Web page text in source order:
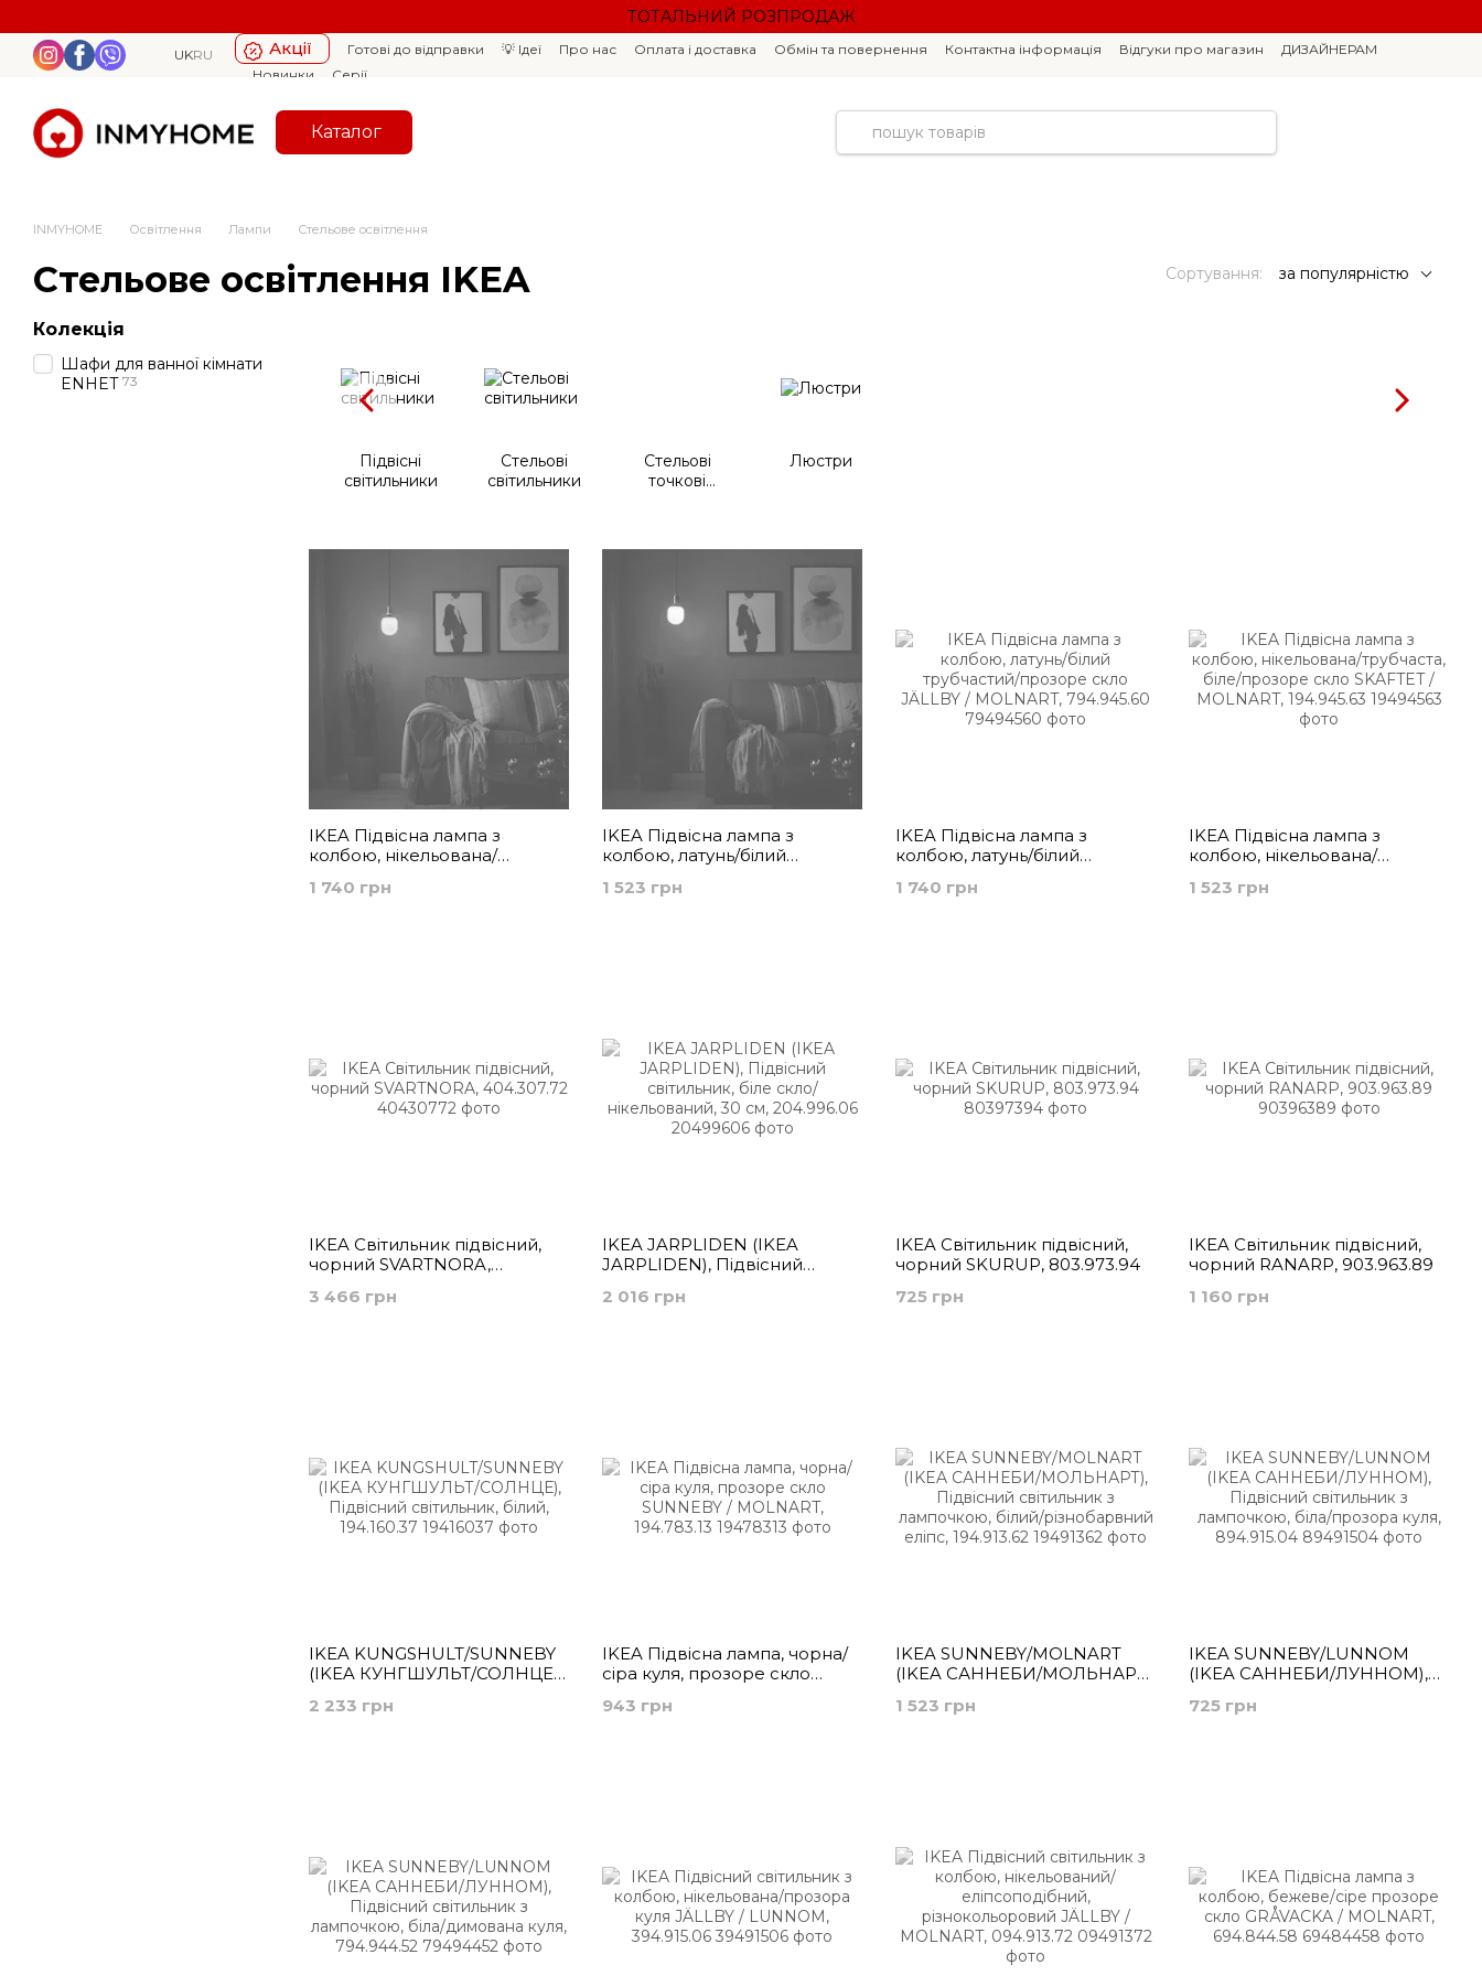
ТОТАЛЬНИЙ РОЗПРОДАЖ
UKRU Акції Готові до відправки 💡 Ідеї Про нас Оплата і доставка Обмін та повернення Контактна інформація Відгуки про магазин
ДИЗАЙНЕРАМ
Новинки
Серії
Каталог
INMYHOME Освітлення Лампи Стельове освітлення
Стельове освітлення IKEA Сортування: за популярністю
Підвісні
світильники
Стельові
світильники
Стельові
точкові
Люстри
IKEA Підвісна лампа з
колбою, нікельована/
JÄLLBY / MOLNART,
1 740 грн
IKEA Підвісна лампа з
колбою, латунь/білий
SKAFTET / MOLNART,
1 523 грн
IKEA Підвісна лампа з
колбою, латунь/білий
JÄLLBY / MOLNART,
1 740 грн
IKEA Підвісна лампа з
колбою, нікельована/
SKAFTET / MOLNART,
1 523 грн
IKEA Світильник підвісний,
чорний SVARTNORA,
3 466 грн
IKEA JARPLIDEN (ІKEA
JARPLIDEN), Підвісний
нікельований, 30 см,
2 016 грн
IKEA Світильник підвісний,
чорний SKURUP, 803.973.94
725 грн
IKEA Світильник підвісний,
чорний RANARP, 903.963.89
1 160 грн
IKEA KUNGSHULT/SUNNEBY
(ІKEA КУНГШУЛЬТ/СОЛНЦЕ),
194.160.37
2 233 грн
IKEA Підвісна лампа, чорна/
сіра куля, прозоре скло
194.783.13
943 грн
IKEA SUNNEBY/MOLNART
(ІKEA САННЕБИ/МОЛЬНАРТ),
лампочкою, білий/
1 523 грн
IKEA SUNNEBY/LUNNOM
(ІKEA САННЕБИ/ЛУННОМ),
лампочкою, біла/прозора
725 грн
Колекція
Шафи для ванної кімнати
ENHET 73